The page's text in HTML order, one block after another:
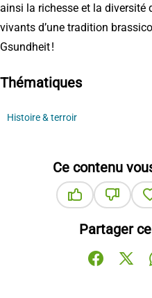
ainsi la richesse et la diversité
vivants d’une tradition
Gsundheit !
Thématiques
Histoire & terroir
Ce contenu
Partager
Partager